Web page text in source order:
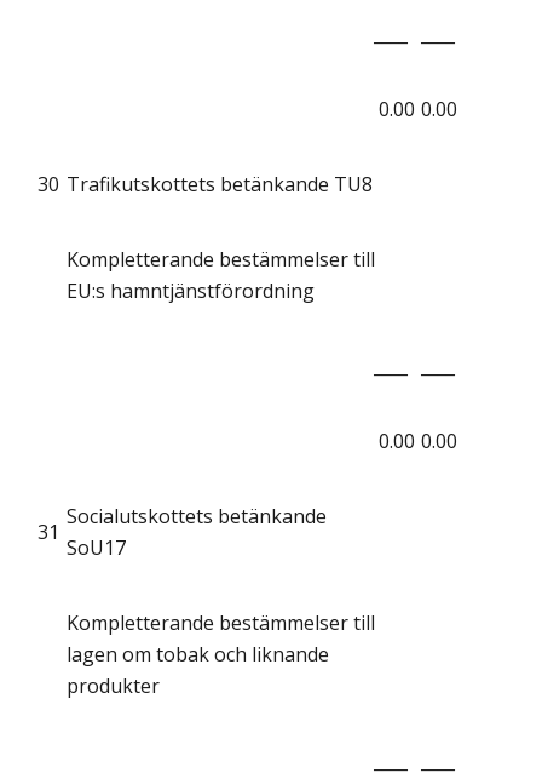
0.00 0.00
30 Trafikutskottets betänkande TU8
Kompletterande bestämmelser till
EU:s hamntjänstförordning
0.00 0.00
31
Socialutskottets betänkande
SoU17
Kompletterande bestämmelser till
lagen om tobak och liknande
produkter